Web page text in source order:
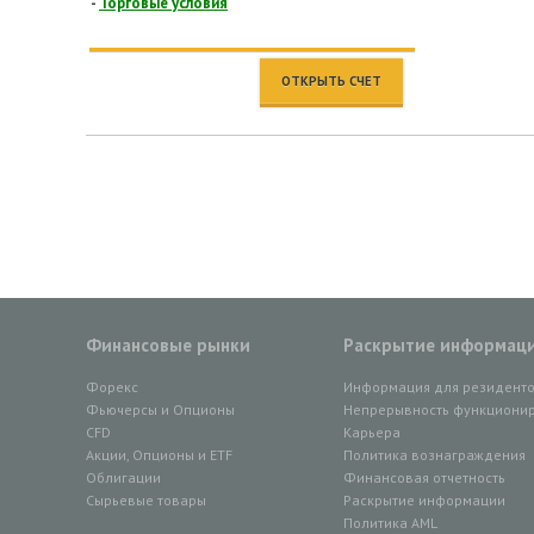
ОТКРЫТЬ СЧЕТ
Финансовые рынки
Форекс
Фьючерсы и Опционы
CFD
Акции, Опционы и ETF
Облигации
Сырьевые товары
Раскрытие
Информация для
Непрерывность
Карьера
Политика вознаграждения
Финансовая отчетность
Раскрытие информации
Политика AML